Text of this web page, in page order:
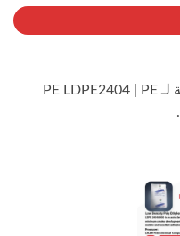
يمكنك الاطلاع على المواصفات الفنية لـ PE LDPE2404 | PE